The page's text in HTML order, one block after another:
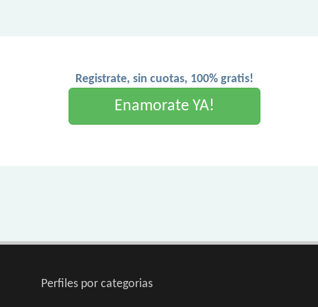
Registrate, sin cuotas, 100% gratis!
Enamorate YA!
Perfiles por categorias